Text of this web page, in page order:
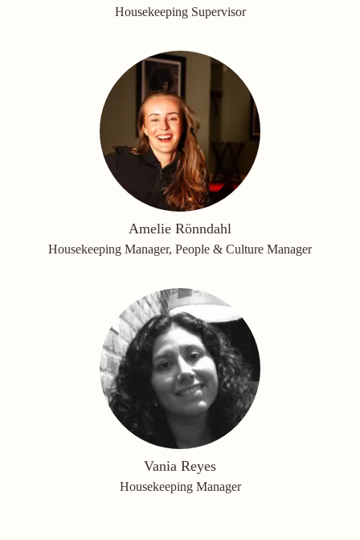
Housekeeping Supervisor
Amelie Rönndahl
Housekeeping Manager, People & Culture Manager
Vania Reyes
Housekeeping Manager